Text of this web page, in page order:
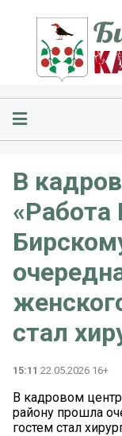
В
«Работа
стал
15:11 22.05.2026 16+
В кадровом
району прошла
гостем стал